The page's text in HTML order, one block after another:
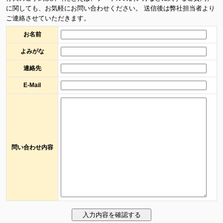
に関しても、お気軽にお問い合わせください。 送信後は弊社担当者より
ご連絡させていただきます。
お名前
よみがな
連絡先
E-Mail
問い合わせ内容